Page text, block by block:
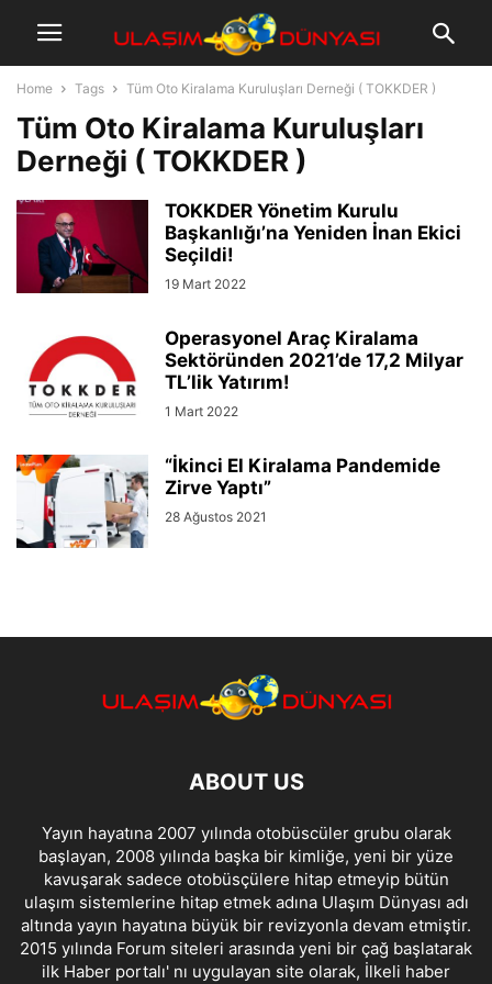
Home Tags Tüm Oto Kiralama Kuruluşları Derneği ( TOKKDER )
Tüm Oto Kiralama Kuruluşları
Derneği ( TOKKDER )
TOKKDER Yönetim Kurulu
Başkanlığı’na Yeniden İnan Ekici
Seçildi!
19 Mart 2022
Operasyonel Araç Kiralama
Sektöründen 2021’de 17,2 Milyar
TL’lik Yatırım!
1 Mart 2022
“İkinci El Kiralama Pandemide
Zirve Yaptı”
28 Ağustos 2021
ABOUT US
Yayın hayatına 2007 yılında otobüscüler grubu olarak
başlayan, 2008 yılında başka bir kimliğe, yeni bir yüze
kavuşarak sadece otobüsçülere hitap etmeyip bütün
ulaşım sistemlerine hitap etmek adına Ulaşım Dünyası adı
altında yayın hayatına büyük bir revizyonla devam etmiştir.
2015 yılında Forum siteleri arasında yeni bir çağ başlatarak
ilk Haber portalı' nı uygulayan site olarak, İlkeli haber